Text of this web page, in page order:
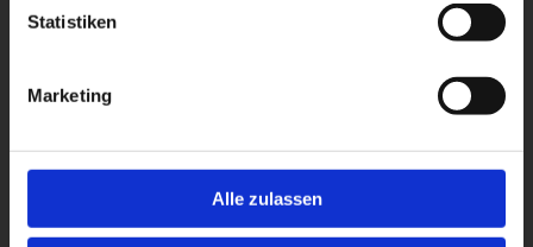
Statistiken
Marketing
Alle zulassen
48143 Münster
Telefon Notarin:
Fax Rechtsanwälte: 0251/46615